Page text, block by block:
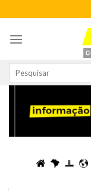
to
content